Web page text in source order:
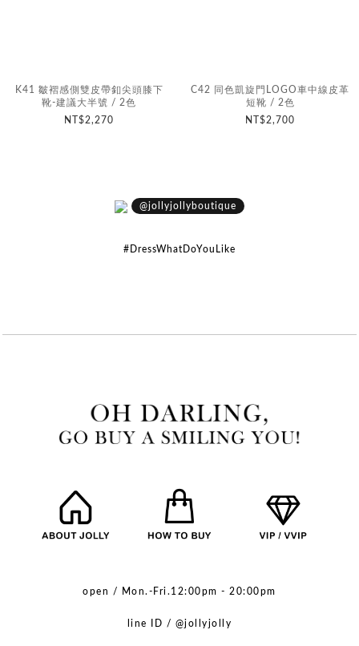
K41 皺褶感側雙皮帶釦尖頭膝下
靴-建議大半號 / 2色
NT$2,270
C42 同色凱旋門LOGO車中線皮革
短靴 / 2色
NT$2,700
@jollyjollyboutique
#DressWhatDoYouLike
open / Mon.-Fri.12:00pm - 20:00pm
line ID / @jollyjolly